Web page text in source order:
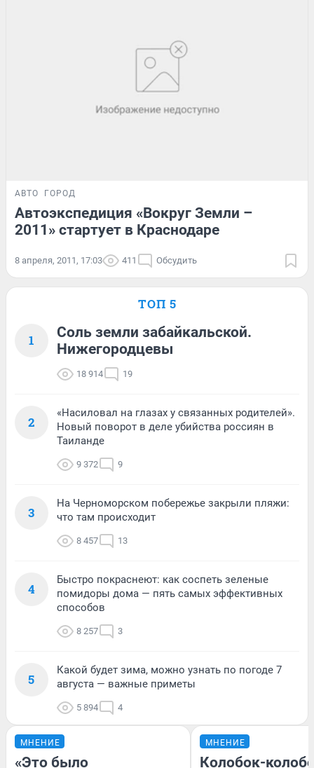
АВТО ГОРОД
Автоэкспедиция «Вокруг Земли –
2011» стартует в Краснодаре
8 апреля, 2011, 17:03 411 Обсудить
ТОП 5
1
Соль земли забайкальской.
Нижегородцевы
18 914 19
2
«Насиловал на глазах у связанных родителей».
Новый поворот в деле убийства россиян в
Таиланде
9 372 9
3
На Черноморском побережье закрыли пляжи:
что там происходит
8 457 13
4
Быстро покраснеют: как соспеть зеленые
помидоры дома — пять самых эффективных
способов
8 257 3
5
Какой будет зима, можно узнать по погоде 7
августа — важные приметы
5 894 4
МНЕНИЕ
«Это было
МНЕНИЕ
Колобок-